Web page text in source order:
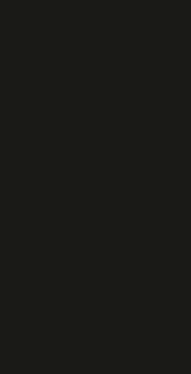
do Botafogo é
Botafogo vive
do que todos os